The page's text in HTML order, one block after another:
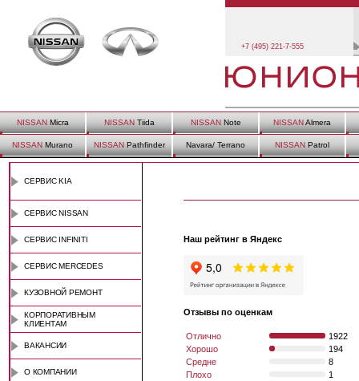
+7 (495) 221-7-555
NISSANMicra NISSANTiida NISSANNote NISSANAlmera
NISSAN Murano NISSANPathfinder Navara/ Terrano NISSAN Patrol
СЕРВИС KIA
СЕРВИС NISSAN
СЕРВИС INFINITI
СЕРВИС MERCEDES
КУЗОВНОЙ РЕМОНТ
КОРПОРАТИВНЫМ
КЛИЕНТАМ
ВАКАНСИИ
О КОМПАНИИ
Наш рейтинг в Яндекс
Отзывы по оценкам
Отлично
1922
Хорошо
194
Средне
8
Плохо
1